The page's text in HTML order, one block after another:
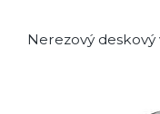
Nerezový